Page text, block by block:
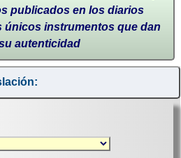
publicados en los diarios
únicos instrumentos que dan
autenticidad